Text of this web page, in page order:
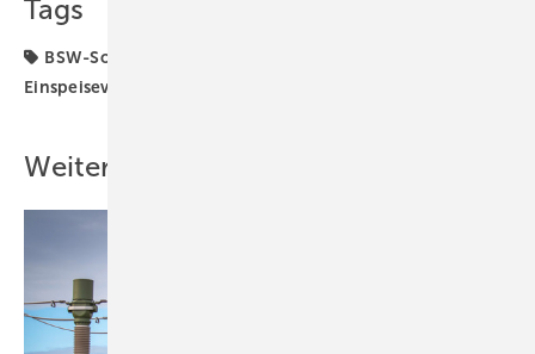
Tags
BSW-Solar
Einspeisevergütung
Weitere Inhalte